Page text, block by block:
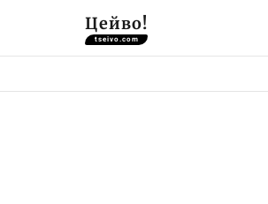
Цейво!
tseivo.com